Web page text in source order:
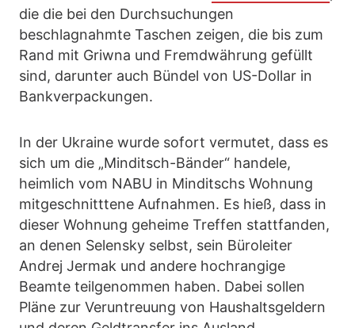
die die bei den Durchsuchungen
beschlagnahmte Taschen zeigen, die bis zum
Rand mit Griwna und Fremdwährung gefüllt
sind, darunter auch Bündel von US-Dollar in
Bankverpackungen.
In der Ukraine wurde sofort vermutet, dass es
sich um die „Minditsch-Bänder“ handele,
heimlich vom NABU in Minditschs Wohnung
mitgeschnitttene Aufnahmen. Es hieß, dass in
dieser Wohnung geheime Treffen stattfanden,
an denen Selensky selbst, sein Büroleiter
Andrej Jermak und andere hochrangige
Beamte teilgenommen haben. Dabei sollen
Pläne zur Veruntreuung von Haushaltsgeldern